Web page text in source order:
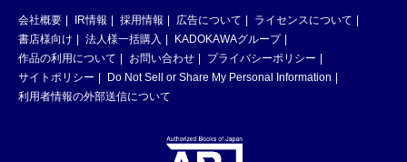
会社概要 IR情報 採用情報 広告について
ライセンスについて
書店様向け
法人様一括購入
KADOKAWAグループ
作品の利用について
お問い合わせ
プライバシーポリシー
サイトポリシー
Do Not Sell or Share My Personal Information
利用者情報の外部送信について